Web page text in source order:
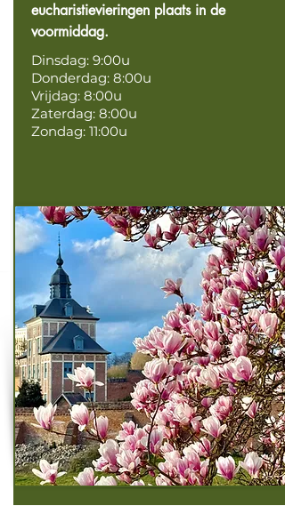
eucharistievieringen plaats in de
voormiddag.
Dinsdag: 9:00u
Donderdag: 8:00u
Vrijdag: 8:00u
Zaterdag: 8:00u
Zondag: 11:00u